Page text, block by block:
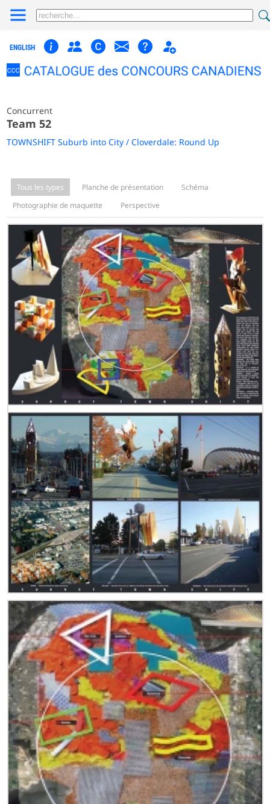
ENGLISH
Concurrent
Team 52
TOWNSHIFT Suburb into City / Cloverdale: Round Up
Tous les types Planche de présentation
Schéma
Photographie de maquette
Perspective